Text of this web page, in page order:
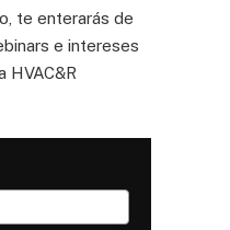
te enterarás de
e intereses
HVAC&R